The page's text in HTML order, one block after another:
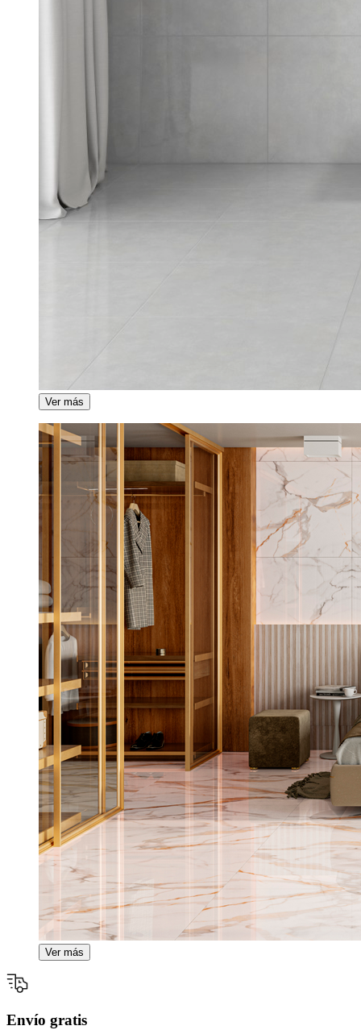
Ver más
Ver más
Envío gratis